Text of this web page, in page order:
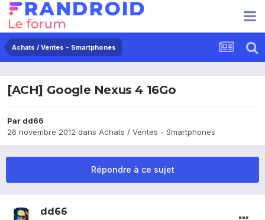
Achats / Ventes - Smartphones
[ACH] Google Nexus 4 16Go
Par dd66
26 novembre 2012 dans Achats / Ventes - Smartphones
Répondre à ce sujet
dd66